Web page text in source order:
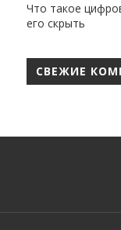
Что такое
его скрыть
СВЕЖИЕ